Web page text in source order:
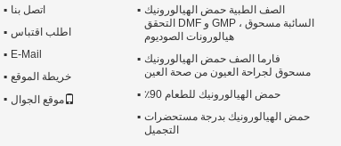
الصف الطبية حمض الهيالورونيك
السائبة مسحوق ، GMP و DMF التحقق
هيالورونات الصوديوم
فارما الصف حمض الهيالورونيك
مسحوق لجراحة العيون من صحة العين
حمض الهيالورونيك للطعام 90٪
حمض الهيالورونيك بدرجة مستحضرات
التجميل
اتصل بنا
اطلب اقتباس
E-Mail
خريطة الموقع
موقع الجوال